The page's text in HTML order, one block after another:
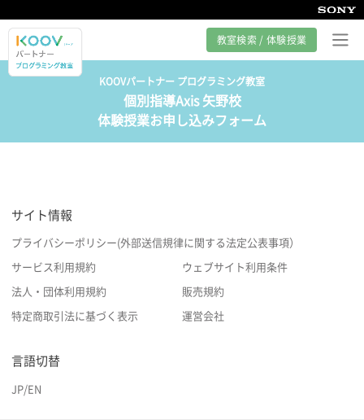
教室検索 / 体験授業
プログラミング教室とは
カリキュラム紹介
サポート
KOOVパートナー プログラミング教室
個別指導Axis 矢野校
体験授業お申し込みフォーム
サイト情報
プライバシーポリシー(外部送信規律に関する法定公表事項）
サービス利用規約 ウェブサイト利用条件
法人・団体利用規約 販売規約
特定商取引法に基づく表示 運営会社
言語切替
JP/EN